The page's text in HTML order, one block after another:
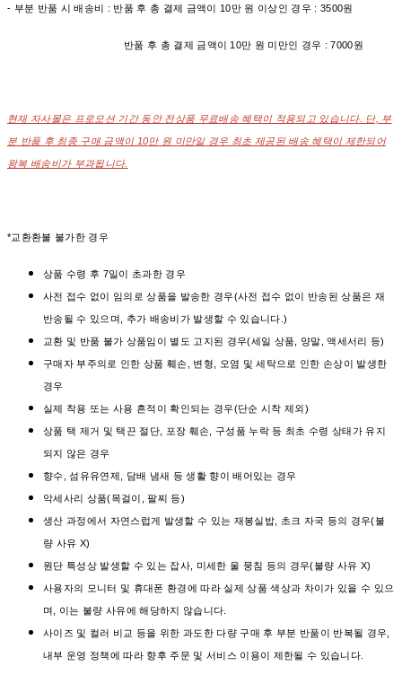
- 부분 반품 시 배송비 : 반품 후 총 결제 금액이 10만 원 이상인 경우 : 3500원
반품 후 총 결제 금액이 10만 원 미만인 경우 : 7000원
현재 자사몰은 프로모션 기간 동안 전상품 무료배송 혜택이 적용되고 있습니다. 단, 부
분 반품 후 최종 구매 금액이 10만 원 미만일 경우 최초 제공된 배송 혜택이 제한되어
왕복 배송비가 부과됩니다.
*교환환불 불가한 경우
상품 수령 후 7일이 초과한 경우
사전 접수 없이 임의로 상품을 발송한 경우(사전 접수 없이 반송된 상품은 재
반송될 수 있으며, 추가 배송비가 발생할 수 있습니다.)
교환 및 반품 불가 상품임이 별도 고지된 경우(세일 상품, 양말, 액세서리 등)
구매자 부주의로 인한 상품 훼손, 변형, 오염 및 세탁으로 인한 손상이 발생한
경우
실제 착용 또는 사용 흔적이 확인되는 경우(단순 시착 제외)
상품 택 제거 및 택끈 절단, 포장 훼손, 구성품 누락 등 최초 수령 상태가 유지
되지 않은 경우
향수, 섬유유연제, 담배 냄새 등 생활 향이 배어있는 경우
악세사리 상품(목걸이, 팔찌 등)
생산 과정에서 자연스럽게 발생할 수 있는 재봉실밥, 초크 자국 등의 경우(불
량 사유 X)
원단 특성상 발생할 수 있는 잡사, 미세한 울 뭉침 등의 경우(불량 사유 X)
사용자의 모니터 및 휴대폰 환경에 따라 실제 상품 색상과 차이가 있을 수 있으
며, 이는 불량 사유에 해당하지 않습니다.
사이즈 및 컬러 비교 등을 위한 과도한 다량 구매 후 부분 반품이 반복될 경우,
내부 운영 정책에 따라 향후 주문 및 서비스 이용이 제한될 수 있습니다.